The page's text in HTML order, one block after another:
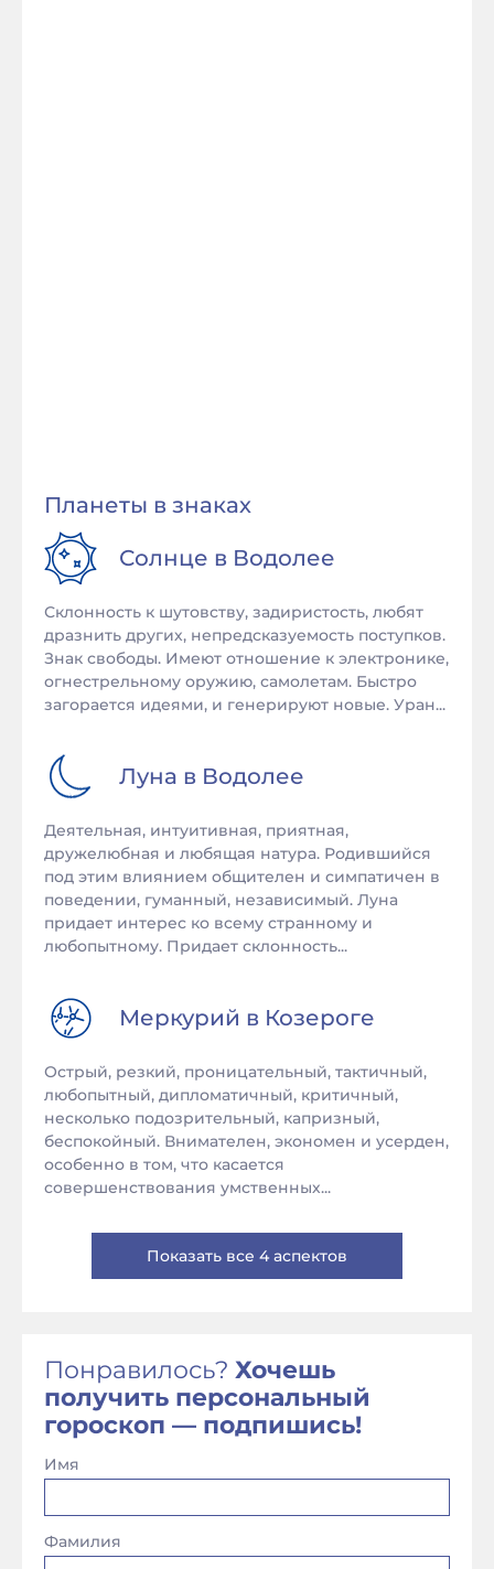
Планеты в знаках
Солнце в Водолее
Склонность к шутовству, задиристость, любят
дразнить других, непредсказуемость поступков.
Знак свободы. Имеют отношение к электронике,
огнестрельному оружию, самолетам. Быстро
загорается идеями, и генерируют новые. Уран...
Луна в Водолее
Деятельная, интуитивная, приятная,
дружелюбная и любящая натура. Родившийся
под этим влиянием общителен и симпатичен в
поведении, гуманный, независимый. Луна
придает интерес ко всему странному и
любопытному. Придает склонность...
Меркурий в Козероге
Острый, резкий, проницательный, тактичный,
любопытный, дипломатичный, критичный,
несколько подозрительный, капризный,
беспокойный. Внимателен, экономен и усерден,
особенно в том, что касается
совершенствования умственных...
Показать все 4 аспектов
Понравилось? Хочешь
получить персональный
гороскоп — подпишись!
Имя
Фамилия